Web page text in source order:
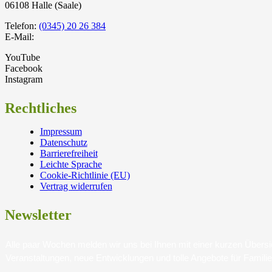
06108 Halle (Saale)
Telefon: (0345) 20 26 384
E-Mail:
YouTube
Facebook
Instagram
Rechtliches
Impressum
Datenschutz
Barrierefreiheit
Leichte Sprache
Cookie-Richtlinie (EU)
Vertrag widerrufen
Newsletter